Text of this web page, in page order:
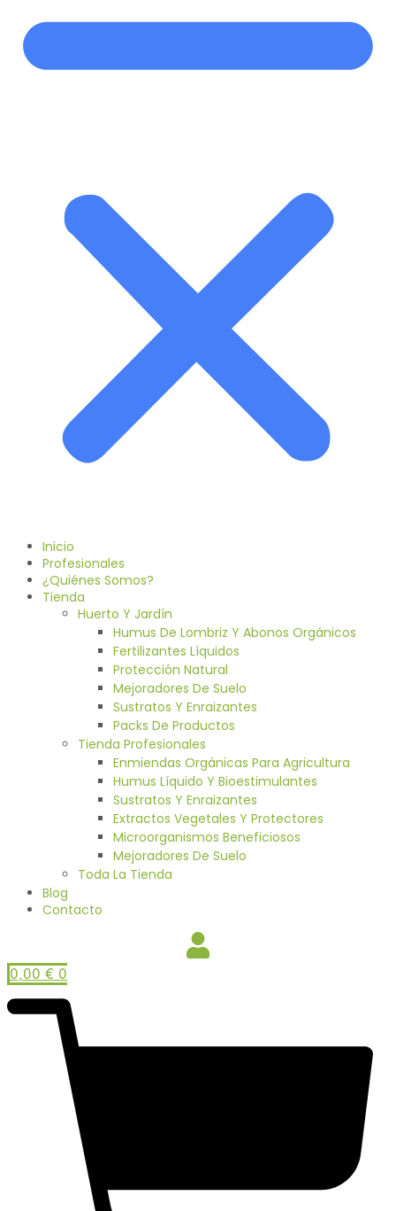
Inicio
Profesionales
¿Quiénes Somos?
Tienda
Huerto Y Jardín
Humus De Lombriz Y Abonos Orgánicos
Fertilizantes Líquidos
Protección Natural
Mejoradores De Suelo
Sustratos Y Enraizantes
Packs De Productos
Tienda Profesionales
Enmiendas Orgánicas Para Agricultura
Humus Líquido Y Bioestimulantes
Sustratos Y Enraizantes
Extractos Vegetales Y Protectores
Microorganismos Beneficiosos
Mejoradores De Suelo
Toda La Tienda
Blog
Contacto
0,00 € 0